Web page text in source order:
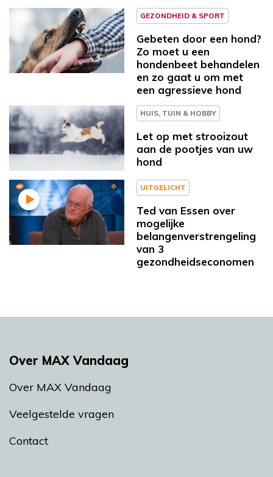
GEZONDHEID & SPORT
Gebeten door een hond?
Zo moet u een
hondenbeet behandelen
en zo gaat u om met
een agressieve hond
HUIS, TUIN & HOBBY
Let op met strooizout
aan de pootjes van uw
hond
UITGELICHT
Ted van Essen over
mogelijke
belangenverstrengeling
van 3
gezondheidseconomen
Over MAX Vandaag
Over MAX Vandaag
Veelgestelde vragen
Contact